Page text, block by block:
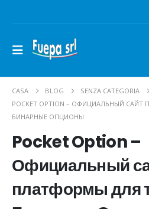
CASA BLOG
SENZA CATEGORIA
POCKET OPTION – ОФИЦИАЛЬНЫЙ
БИНАРНЫЕ ОПЦИОНЫ
Pocket Option –
Официальный
платформы для